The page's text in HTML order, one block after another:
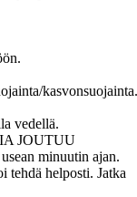
kasvonsuojainta.
vedellä.
JOUTUU
minuutin ajan.
tehdä helposti. Jatka